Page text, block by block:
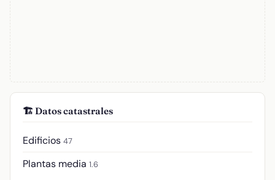
🏗️ Datos catastrales
Edificios 47
Plantas media 1.6